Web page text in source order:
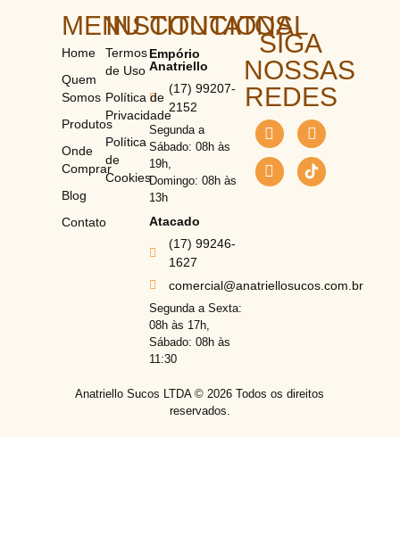
MENU
Home
Quem
Somos
Produtos
Onde
Comprar
Blog
Contato
INSTITUCIONAL
Termos
de Uso
Política de
Privacidade
Política
de
Cookies
CONTATOS
Empório
Anatriello
(17) 99207-
2152
Segunda a
Sábado: 08h às
19h,
Domingo: 08h às
13h
Atacado
(17) 99246-
1627
comercial@anatriellosucos.com.br
Segunda a Sexta:
08h às 17h,
Sábado: 08h às
11:30
SIGA
NOSSAS
REDES
Anatriello Sucos LTDA © 2026 Todos os direitos
reservados.